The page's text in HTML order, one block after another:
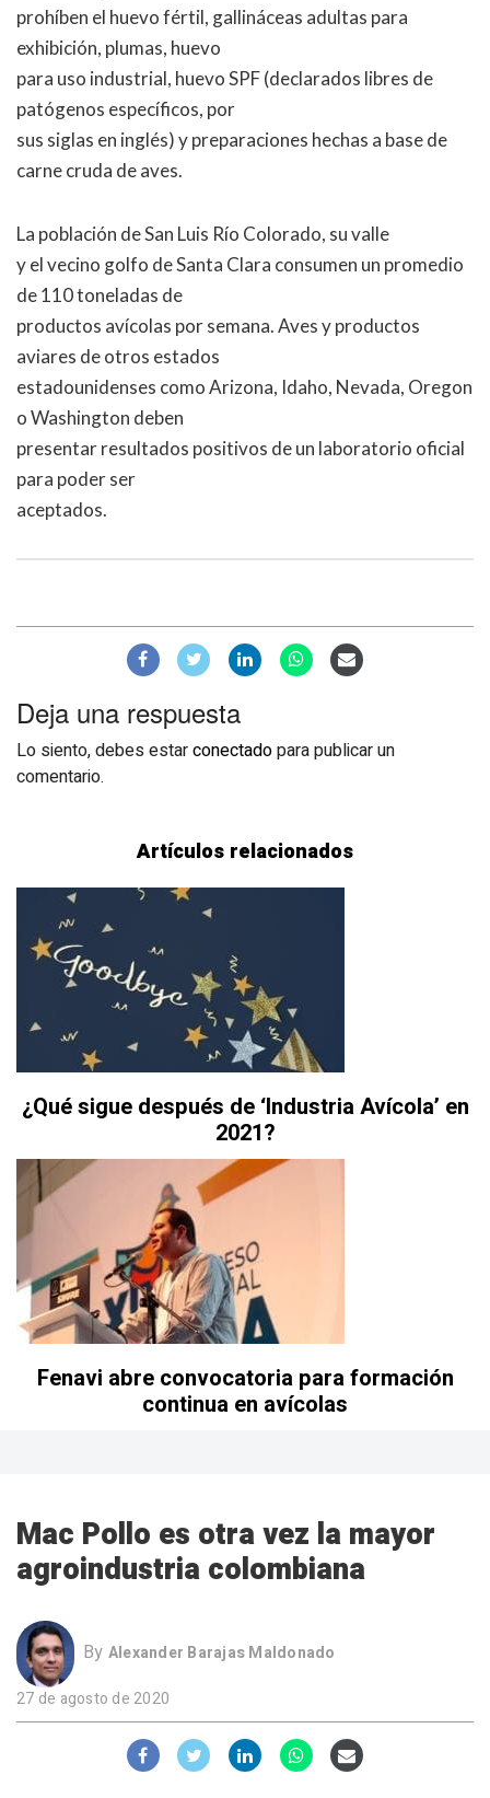
prohíben el huevo fértil, gallináceas adultas para
exhibición, plumas, huevo
para uso industrial, huevo SPF (declarados libres de
patógenos específicos, por
sus siglas en inglés) y preparaciones hechas a base de
carne cruda de aves.
La población de San Luis Río Colorado, su valle
y el vecino golfo de Santa Clara consumen un promedio
de 110 toneladas de
productos avícolas por semana. Aves y productos
aviares de otros estados
estadounidenses como Arizona, Idaho, Nevada, Oregon
o Washington deben
presentar resultados positivos de un laboratorio oficial
para poder ser
aceptados.
Deja una respuesta
Lo siento, debes estarconectadopara publicar un
comentario.
Artículos relacionados
¿Qué sigue después de ‘Industria Avícola’ en
2021?
Fenavi abre convocatoria para formación
continua en avícolas
Mac Pollo es otra vez la mayor
agroindustria colombiana
By Alexander Barajas Maldonado
27 de agosto de 2020